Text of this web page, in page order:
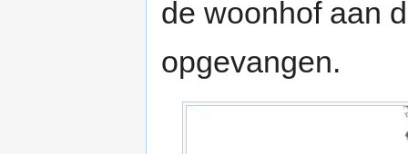
de woonhof aan
opgevangen.